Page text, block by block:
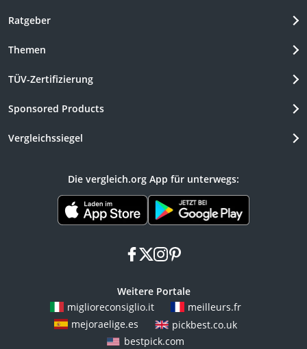
Ratgeber
Themen
TÜV-Zertifizierung
Sponsored Products
Vergleichssiegel
Die vergleich.org App für unterwegs:
facebook
x instagram
pinterest
Weitere Portale
miglioreconsiglio.it
meilleurs.fr
mejoraelige.es
pickbest.co.uk
bestpick.com